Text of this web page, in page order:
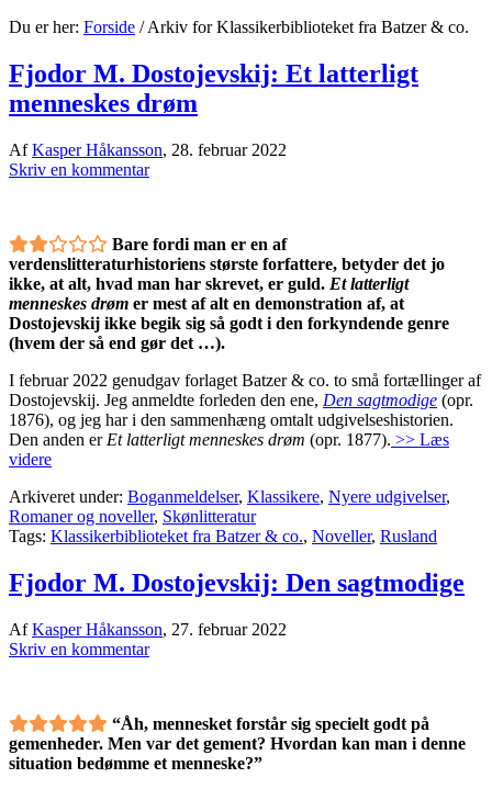
Du er her: Forside /Arkiv for Klassikerbiblioteket fra Batzer & co.
Fjodor M. Dostojevskij: Et latterligt
menneskes drøm
AfKasper Håkansson, 28. februar 2022
Skriv en kommentar
Bare fordi man er en af
verdenslitteraturhistoriens største forfattere, betyder det jo
ikke, at alt, hvad man har skrevet, er guld. Et latterligt
menneskes drøm er mest af alt en demonstration af, at
Dostojevskij ikke begik sig så godt i den forkyndende genre
(hvem der så end gør det …).
I februar 2022 genudgav forlaget Batzer & co. to små fortællinger af
Dostojevskij. Jeg anmeldte forleden den ene, Den sagtmodige (opr.
1876), og jeg har i den sammenhæng omtalt udgivelseshistorien.
Den anden er Et latterligt menneskes drøm (opr. 1877). >> Læs
videre
Arkiveret under: Boganmeldelser, Klassikere, Nyere udgivelser,
Romaner og noveller, Skønlitteratur
Tags: Klassikerbiblioteket fra Batzer & co., Noveller, Rusland
Fjodor M. Dostojevskij: Den sagtmodige
AfKasper Håkansson, 27. februar 2022
Skriv en kommentar
“Åh, mennesket forstår sig specielt godt på
gemenheder. Men var det gement? Hvordan kan man i denne
situation bedømme et menneske?”